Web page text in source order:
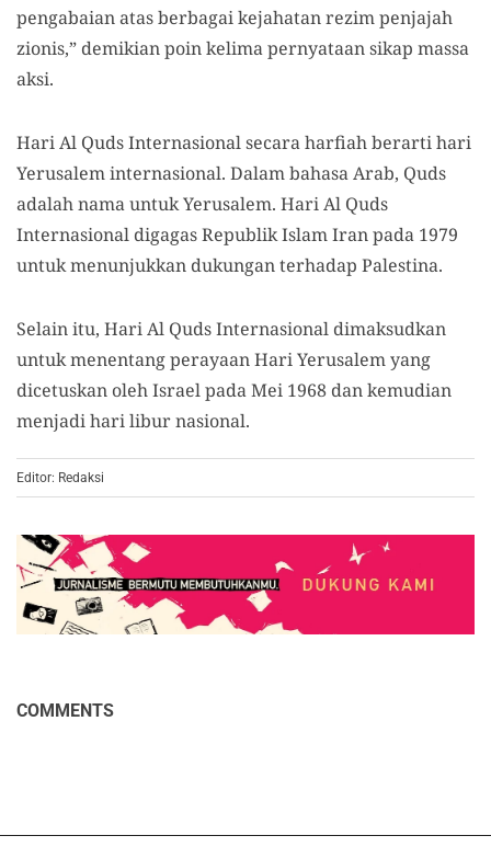
pengabaian atas berbagai kejahatan rezim penjajah
zionis,” demikian poin kelima pernyataan sikap massa
aksi.
Hari Al Quds Internasional secara harfiah berarti hari
Yerusalem internasional. Dalam bahasa Arab, Quds
adalah nama untuk Yerusalem. Hari Al Quds
Internasional digagas Republik Islam Iran pada 1979
untuk menunjukkan dukungan terhadap Palestina.
Selain itu, Hari Al Quds Internasional dimaksudkan
untuk menentang perayaan Hari Yerusalem yang
dicetuskan oleh Israel pada Mei 1968 dan kemudian
menjadi hari libur nasional.
Editor: Redaksi
COMMENTS